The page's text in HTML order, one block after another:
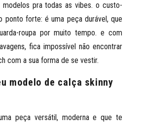
modelos pra todas as vibes. o custo-
ponto forte: é uma peça durável, que
roupa por muito tempo. e com
fica impossível não encontrar
com a sua forma de se vestir.
modelo de calça skinny
peça versátil, moderna e que te